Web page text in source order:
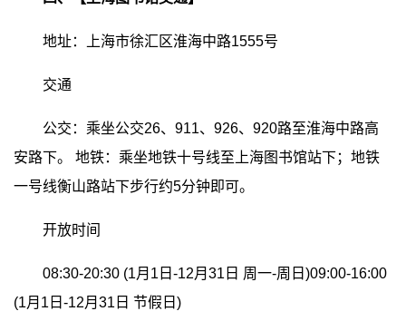
地址：上海市徐汇区淮海中路1555号
交通
公交：乘坐公交26、911、926、920路至淮海中路高
安路下。
地铁：乘坐地铁十号线至上海图书馆站下；地铁
一号线衡山路站下步行约5分钟即可。
开放时间
08:30-20:30 (1月1日-12月31日 周一-周日)09:00-16:00
(1月1日-12月31日 节假日)